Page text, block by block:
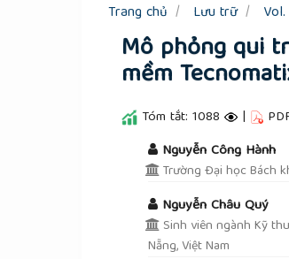
Trang chủ Lưu trữ
Mô phỏng qui
mềm
Tóm tắt: 1088 |
Nguyễn Công Hành
Trường Đại học Bách
Nguyễn Châu Quý
Sinh viên ngành Kỹ
Nẵng, Việt Nam